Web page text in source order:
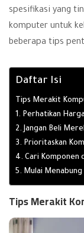
spesifikasi yang
komputer untuk
beberapa tips
Daftar Isi
Tips Merakit
1. Perhatikan
2. Jangan Beli
3. Prioritaskan
4. Cari Komponen
5. Mulai
Tips Merakit